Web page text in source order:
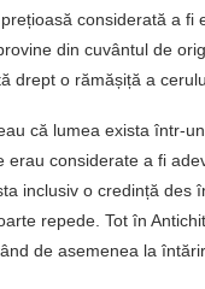
considerată a
din cuvântul de
drept o rămășiță a
că lumea exista într-
erau considerate a fi
inclusiv o credință
repede. Tot în
de asemenea la